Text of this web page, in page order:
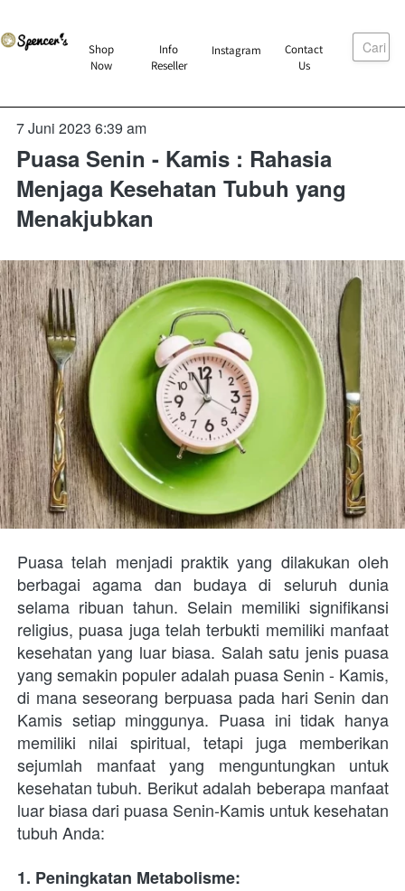
`
Shop
Now
` Info
Reseller
`Instagram `
Contact
Us
Cari
7 Juni 2023 6:39 am
Puasa Senin - Kamis : Rahasia
Menjaga Kesehatan Tubuh yang
Menakjubkan
Puasa telah menjadi praktik yang dilakukan oleh
berbagai agama dan budaya di seluruh dunia
selama ribuan tahun. Selain memiliki signifikansi
religius, puasa juga telah terbukti memiliki manfaat
kesehatan yang luar biasa. Salah satu jenis puasa
yang semakin populer adalah puasa Senin - Kamis,
di mana seseorang berpuasa pada hari Senin dan
Kamis setiap minggunya. Puasa ini tidak hanya
memiliki nilai spiritual, tetapi juga memberikan
sejumlah manfaat yang menguntungkan untuk
kesehatan tubuh. Berikut adalah beberapa manfaat
luar biasa dari puasa Senin-Kamis untuk kesehatan
tubuh Anda:
1. Peningkatan Metabolisme: